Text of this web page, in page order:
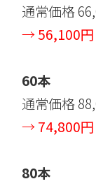
通常価格
→56,100円
60本
通常価格
→74,800円
80本